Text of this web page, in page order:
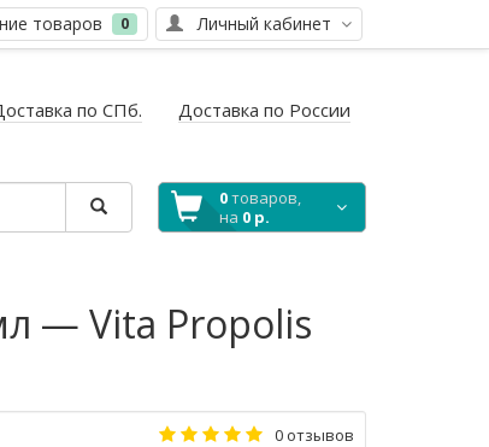
Личный кабинет
товаров 0
по СПб. Доставка по России
0товаров,
на 0 р.
— Vita Propolis
0 отзывов